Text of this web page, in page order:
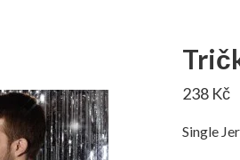
238 Kč
Single